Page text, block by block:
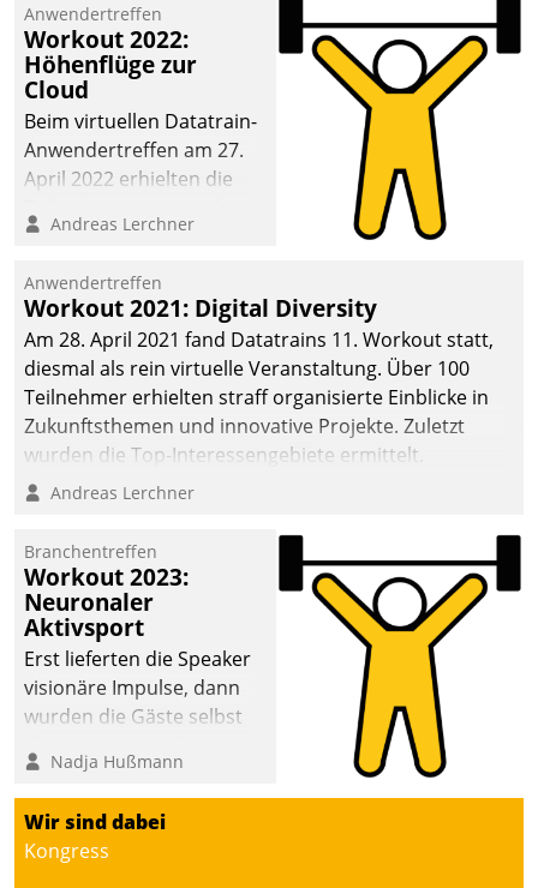
Mammutprojekte
meistern und Workloads
wuppen – bei zunehmend
anspruchsvollen
Aufgaben und
abnehmendem
Anwendertreffen
Workout 2022:
Höhenflüge zur
Cloud
Beim virtuellen Datatrain-
Anwendertreffen am 27.
April 2022 erhielten die
Teilnehmer kurzweilige
Cloud-Strategien und -
Lösungen mit hohem
Zukunftspotenzial.
Andreas Lerchner
Anwendertreffen
Workout 2021: Digital Diversity
Am 28. April 2021 fand Datatrains 11. Workout statt,
diesmal als rein virtuelle Veranstaltung. Über 100
Teilnehmer erhielten straff organisierte Einblicke in
Zukunftsthemen und innovative Projekte. Zuletzt
wurden die Top-Interessengebiete ermittelt.
Andreas Lerchner
Branchentreffen
Workout 2023:
Neuronaler
Aktivsport
Erst lieferten die Speaker
visionäre Impulse, dann
wurden die Gäste selbst
methodisch
Vernetzungsideen fürs
Quartier. Dazwischen
zeigte Datatrain, was es
Nadja Hußmann
Wir sind dabei
Kongress